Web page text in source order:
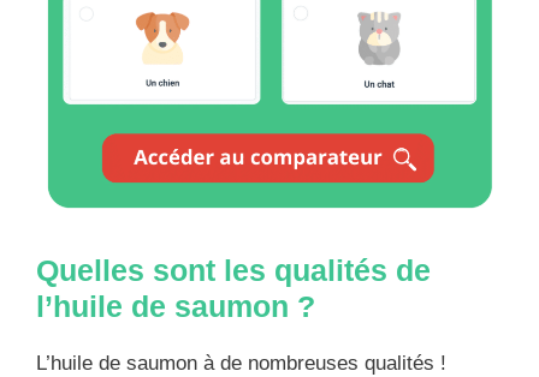
Quelles sont les qualités de
l’huile de saumon ?
L’huile de saumon à de nombreuses qualités !